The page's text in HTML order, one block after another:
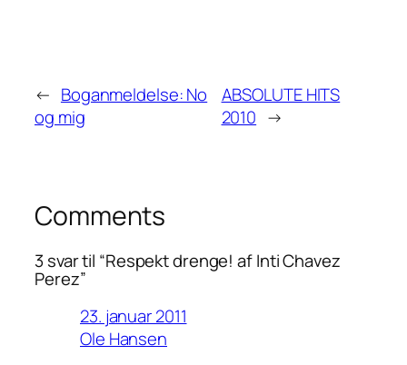
← Boganmeldelse: No
og mig
ABSOLUTE HITS
2010 →
Comments
3 svar til “Respekt drenge! af Inti Chavez
Perez”
23. januar 2011
Ole Hansen